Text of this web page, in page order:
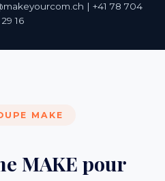
| +41 78 704
29 16
MAKE
MAKE pour